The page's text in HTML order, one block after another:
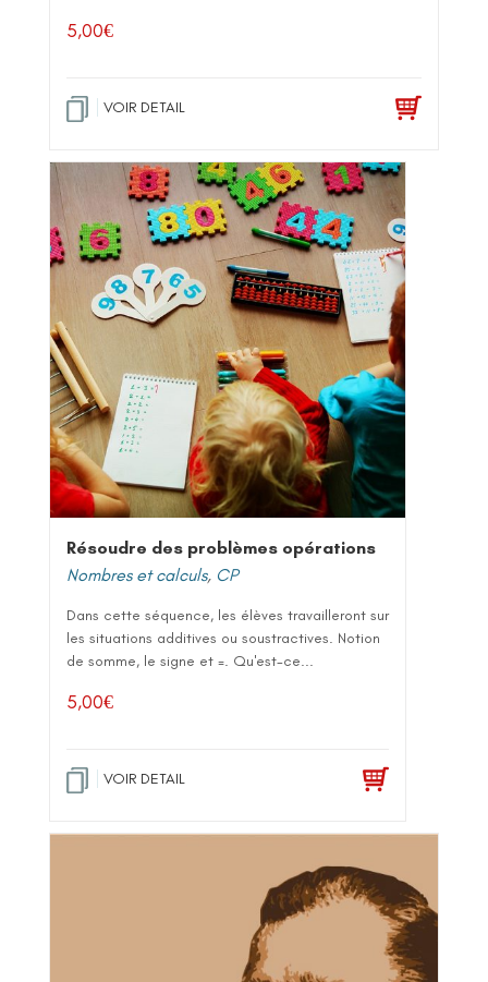
5,00€
VOIR DETAIL
Résoudre des problèmes opérations
Nombres et calculs, CP
Dans cette séquence, les élèves travailleront sur
les situations additives ou soustractives. Notion
de somme, le signe et =. Qu'est-ce...
5,00€
VOIR DETAIL